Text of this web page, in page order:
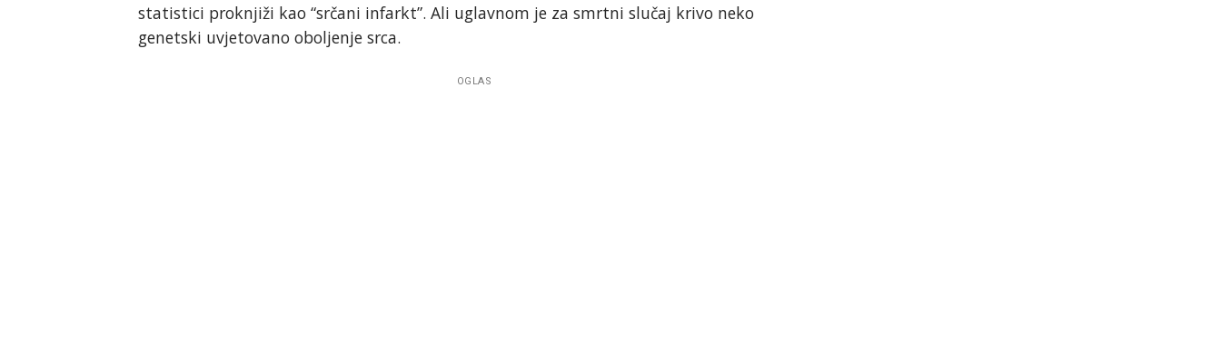
statistici proknjiži kao “srčani infarkt”. Ali uglavnom je za smrtni slučaj krivo neko
genetski uvjetovano oboljenje srca.
OGLAS